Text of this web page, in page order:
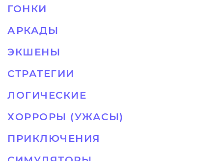
ГОНКИ
АРКАДЫ
ЭКШЕНЫ
СТРАТЕГИИ
ЛОГИЧЕСКИЕ
ХОРРОРЫ (УЖАСЫ)
ПРИКЛЮЧЕНИЯ